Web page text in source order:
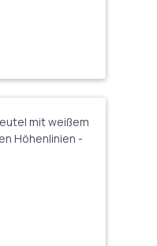
von 0 von 5 Sternen